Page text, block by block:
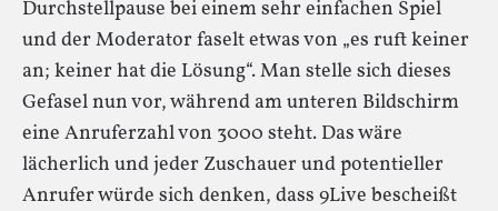
Durchstellpause bei einem sehr einfachen Spiel
und der Moderator faselt etwas von „es ruft keiner
an; keiner hat die Lösung“. Man stelle sich dieses
Gefasel nun vor, während am unteren Bildschirm
eine Anruferzahl von 3000 steht. Das wäre
lächerlich und jeder Zuschauer und potentieller
Anrufer würde sich denken, dass 9Live bescheißt